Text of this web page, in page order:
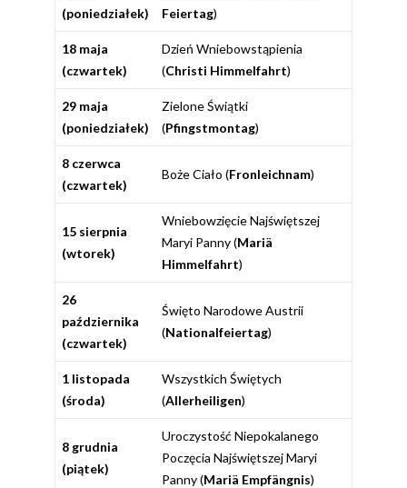
(poniedziałek)
Feiertag)
18 maja
(czwartek)
Dzień Wniebowstąpienia
(Christi Himmelfahrt)
29 maja
(poniedziałek)
Zielone Świątki
(Pfingstmontag)
8 czerwca
(czwartek)
Boże Ciało (Fronleichnam)
15 sierpnia
(wtorek)
Wniebowzięcie Najświętszej
Maryi Panny (Mariä
Himmelfahrt)
26
października
(czwartek)
Święto Narodowe Austrii
(Nationalfeiertag)
1 listopada
(środa)
Wszystkich Świętych
(Allerheiligen)
8 grudnia
(piątek)
Uroczystość Niepokalanego
Poczęcia Najświętszej Maryi
Panny (Mariä Empfängnis)